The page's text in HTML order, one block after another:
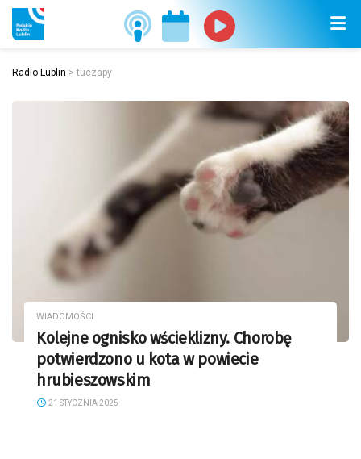
Radio Lublin >tuczapy
WIADOMOŚCI
Kolejne ognisko wścieklizny. Chorobę
potwierdzono u kota w powiecie
hrubieszowskim
21 STYCZNIA 2025